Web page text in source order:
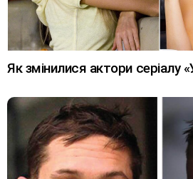
Як змінилися актори серіалу